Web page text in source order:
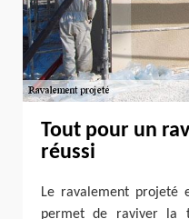
Tout pour un
réussi
Le ravalement projeté
permet de raviver la